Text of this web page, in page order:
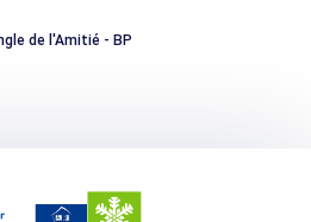
de l'Amitié - BP